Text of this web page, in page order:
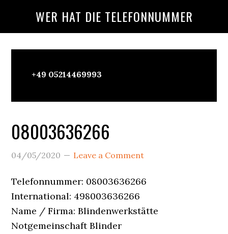
WER HAT DIE TELEFONNUMMER
Wer+49 05214469993
08003636266
04/05/2020 Leave a Comment
Telefonnummer: 08003636266
International: 498003636266
Name / Firma: Blindenwerkstätte
Notgemeinschaft Blinder